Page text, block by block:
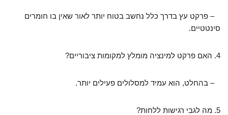
– פרקט עץ בדרך כלל נחשב בטוח יותר לאור שאין בו חומרים
סינטטיים.
4. האם פרקט למינציה מומלץ למקומות ציבוריים?
– בהחלט, הוא עמיד למסלולים פעילים יותר.
5. מה לגבי רגישות ללחות?